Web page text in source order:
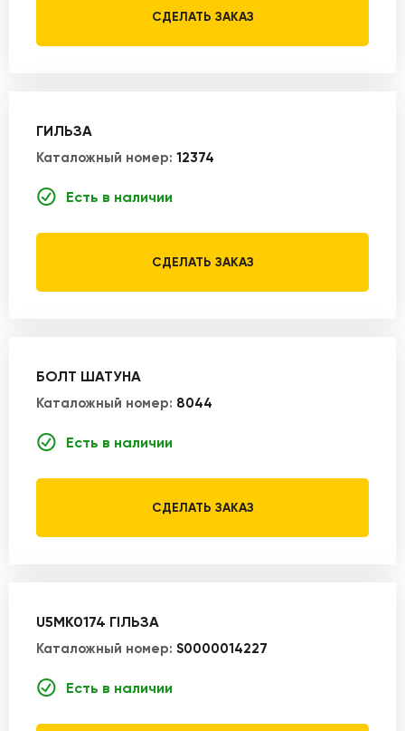
СДЕЛАТЬ ЗАКАЗ
ГИЛЬЗА
Каталожный номер: 12374
Есть в наличии
СДЕЛАТЬ ЗАКАЗ
БОЛТ ШАТУНА
Каталожный номер: 8044
Есть в наличии
СДЕЛАТЬ ЗАКАЗ
U5MK0174 ГІЛЬЗА
Каталожный номер: S0000014227
Есть в наличии